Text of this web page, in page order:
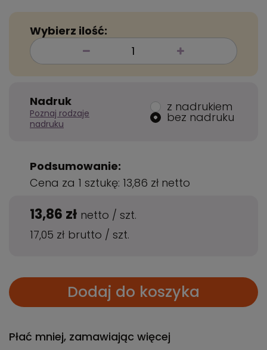
Wybierz ilość:
Nadruk
Poznaj rodzaje
nadruku
z nadrukiem
bez nadruku
Podsumowanie:
Cena za 1 sztukę: 13,86 zł netto
13,86 zł netto / szt.
17,05 zł brutto / szt.
Dodaj do koszyka
Płać mniej, zamawiając więcej